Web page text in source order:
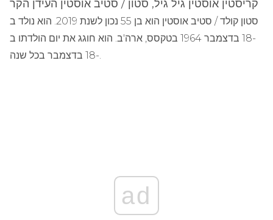
קריסטין אוסטין גיל גיל, סטון / סטיב אוסטין העידן הקר
סטון קולד / סטיב אוסטין הוא בן 55 נכון לשנת 2019. הוא נולד ב
-18 בדצמבר 1964 בטקסס, ארה'ב. הוא חוגג את יום הולדתו ב
-18 בדצמבר בכל שנה.
ad